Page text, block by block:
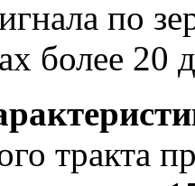
по
более 20
тракта